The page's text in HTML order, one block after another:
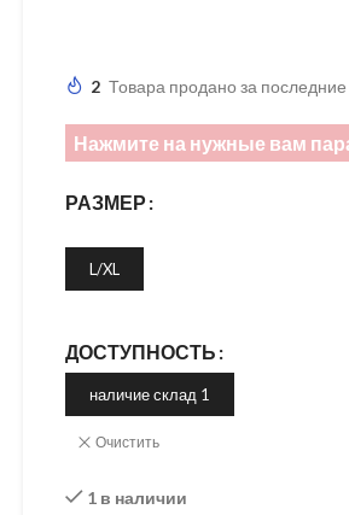
2 Товара продано за
Нажмите на нужные вам
РАЗМЕР
L/XL
ДОСТУПНОСТЬ
наличие склад 1
Очистить
1 в наличии